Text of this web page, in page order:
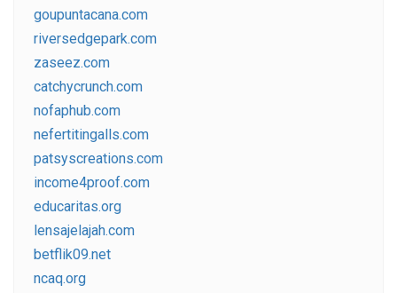
goupuntacana.com
riversedgepark.com
zaseez.com
catchycrunch.com
nofaphub.com
nefertitingalls.com
patsyscreations.com
income4proof.com
educaritas.org
lensajelajah.com
betflik09.net
ncaq.org